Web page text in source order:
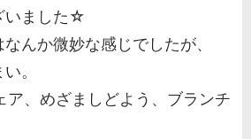
いました☆
んか微妙な感じでしたが、
。
ア、めざましどよう、ブランチ